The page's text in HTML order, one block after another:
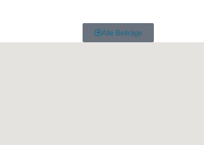
Alle Beiträge